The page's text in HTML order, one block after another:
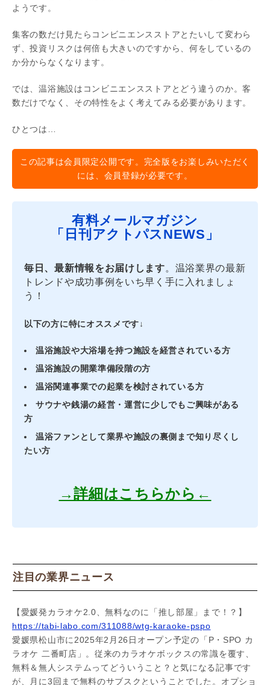
ようです。
集客の数だけ見たらコンビニエンスストアとたいして変わら
ず、投資リスクは何倍も大きいのですから、何をしているの
か分からなくなります。
では、温浴施設はコンビニエンスストアとどう違うのか。客
数だけでなく、その特性をよく考えてみる必要があります。
ひとつは…
この記事は会員限定公開です。完全版をお楽しみいただく
には、会員登録が必要です。
有料メールマガジン
「日刊アクトパスNEWS」
毎日、最新情報をお届けします。温浴業界の最新
トレンドや成功事例をいち早く手に入れましょ
う！
以下の方に特にオススメです↓
温浴施設や大浴場を持つ施設を経営されている方
温浴施設の開業準備段階の方
温浴関連事業での起業を検討されている方
サウナや銭湯の経営・運営に少しでもご興味がある
方
温浴ファンとして業界や施設の裏側まで知り尽くし
たい方
→詳細はこちらから←
注目の業界ニュース
【愛媛発カラオケ2.0、無料なのに「推し部屋」まで！？】
https://tabi-labo.com/311088/wtg-karaoke-pspo
愛媛県松山市に2025年2月26日オープン予定の「P・SPO カ
ラオケ 二番町店」。従来のカラオケボックスの常識を覆す、
無料＆無人システムってどういうこと？と気になる記事です
が、月に3回まで無料のサブスクということでした。オプショ